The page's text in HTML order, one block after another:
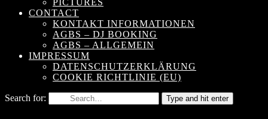
CONTACT
KONTAKT INFORMATIONEN
AGBS – DJ BOOKING
AGBS – ALLGEMEIN
IMPRESSUM
DATENSCHUTZERKLÄRUNG
COOKIE RICHTLINIE (EU)
Search for: Type and hit enter